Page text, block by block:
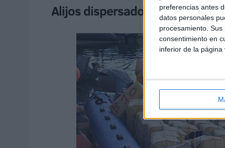
preferencias antes
datos personales
procesamiento.
consentimiento en
inferior de la página
Alijos dispersados por levante